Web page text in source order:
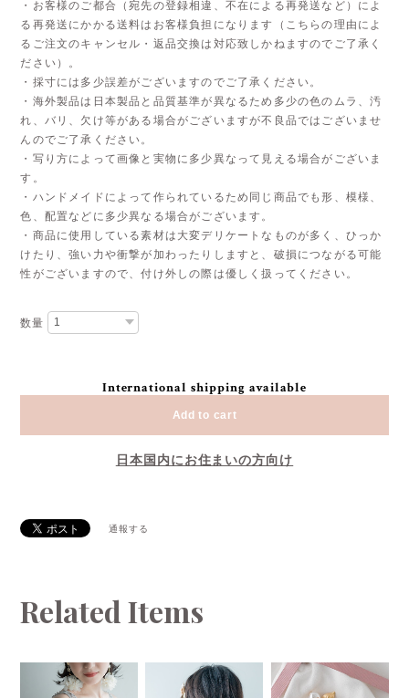
・お客様のご都合（宛先の登録相違、不在による再発送など）によ
る再発送にかかる送料はお客様負担になります（こちらの理由によ
るご注文のキャンセル・返品交換は対応致しかねますのでご了承く
ださい）。
・採寸には多少誤差がございますのでご了承ください。
・海外製品は日本製品と品質基準が異なるため多少の色のムラ、汚
れ、バリ、欠け等がある場合がございますが不良品ではございませ
んのでご了承ください。
・写り方によって画像と実物に多少異なって見える場合がございま
す。
・ハンドメイドによって作られているため同じ商品でも形、模様、
色、配置などに多少異なる場合がございます。
・商品に使用している素材は大変デリケートなものが多く、ひっか
けたり、強い力や衝撃が加わったりしますと、破損につながる可能
性がございますので、付け外しの際は優しく扱ってください。
数量
International shipping available
Add to cart
日本国内にお住まいの方向け
通報する
Related Items